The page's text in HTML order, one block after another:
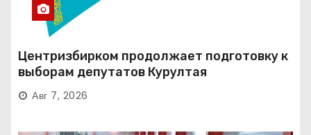
Центризбирком продолжает подготовку к
выборам депутатов Курултая
Авг 7, 2026